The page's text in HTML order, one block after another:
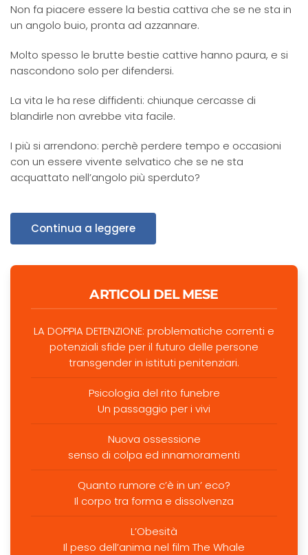
Non fa piacere essere la bestia cattiva che se ne sta in
un angolo buio, pronta ad azzannare.
Molto spesso le brutte bestie cattive hanno paura, e si
nascondono solo per difendersi.
La vita le ha rese diffidenti: chiunque cercasse di
blandirle non avrebbe vita facile.
I più si arrendono: perchè perdere tempo e occasioni
con un essere vivente selvatico che se ne sta
acquattato nell’angolo più sperduto?
Continua a leggere
ARTICOLI DEL MESE
LA DOPPIA DETENZIONE: problematiche correnti e
potenziali sfide per il futuro delle persone
transgender in istituti penitenziari.
Psicologia del rito funebre
Un passaggio per i vivi
Nuova ossessione
senso di colpa ed innamoramenti
Quanto rumore c’è in un’ eco?
Il corpo tra forma e dissolvenza
L’Obesità
Il peso dell’anima nel film The Whale